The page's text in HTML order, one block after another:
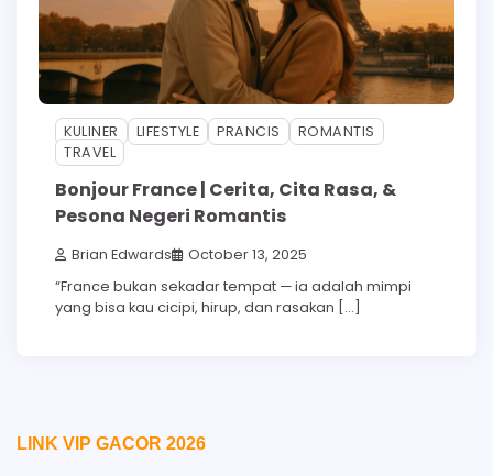
KULINER LIFESTYLE PRANCIS
ROMANTIS
TRAVEL
Bonjour France | Cerita, Cita Rasa, &
Pesona Negeri Romantis
Brian Edwards October 13, 2025
“France bukan sekadar tempat — ia adalah mimpi
yang bisa kau cicipi, hirup, dan rasakan […]
LINK VIP GACOR 2026